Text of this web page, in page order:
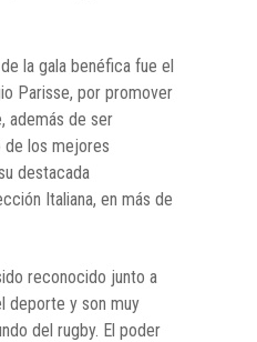
la gala benéfica fue el
Parisse, por promover
además de ser
de los mejores
destacada
Italiana, en más de
reconocido junto a
deporte y son muy
del rugby. El poder